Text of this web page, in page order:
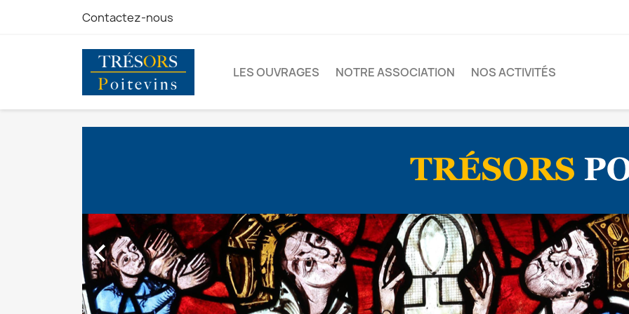
Contactez-nous
LES OUVRAGES NOTRE ASSOCIATION NOS ACTIVITÉS
